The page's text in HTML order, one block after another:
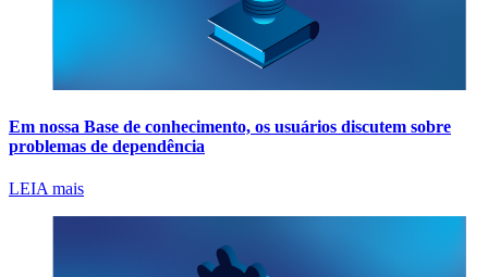
Em nossa Base de conhecimento, os usuários discutem sobre
problemas de dependência
LEIA mais